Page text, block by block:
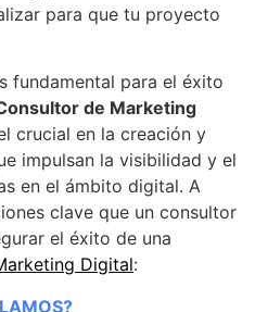
para que tu proyecto
fundamental para el éxito
de Marketing
crucial en la creación y
impulsan la visibilidad y el
en el ámbito digital. A
clave que un consultor
el éxito de una
Digital: